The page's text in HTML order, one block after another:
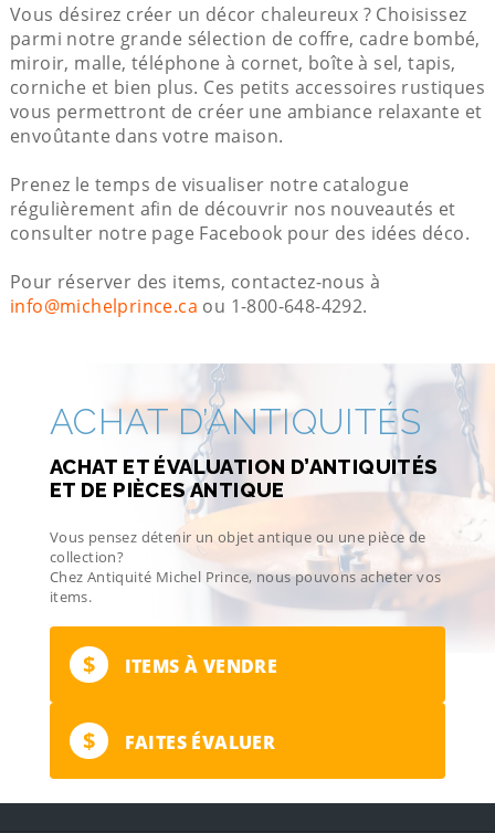
Vous désirez créer un décor chaleureux ? Choisissez
parmi notre grande sélection de coffre, cadre bombé,
miroir, malle, téléphone à cornet, boîte à sel, tapis,
corniche et bien plus. Ces petits accessoires rustiques
vous permettront de créer une ambiance relaxante et
envoûtante dans votre maison.
Prenez le temps de visualiser notre catalogue
régulièrement afin de découvrir nos nouveautés et
consulter notre page Facebook pour des idées déco.
Pour réserver des items, contactez-nous à
info@michelprince.ca ou 1-800-648-4292.
ACHAT D’ANTIQUITÉS
ACHAT ET ÉVALUATION D’ANTIQUITÉS
ET DE PIÈCES ANTIQUE
Vous pensez détenir un objet antique ou une pièce de
collection?
Chez Antiquité Michel Prince, nous pouvons acheter vos
items.
$ ITEMS À VENDRE
$ FAITES ÉVALUER